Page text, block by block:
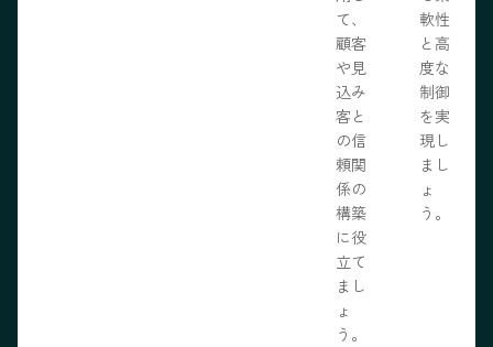
て、
顧客
や見
込み
客と
の信
頼関
係の
構築
に役
立て
まし
ょ
う。
軟性
と高
度な
制御
を実
現し
まし
ょ
う。